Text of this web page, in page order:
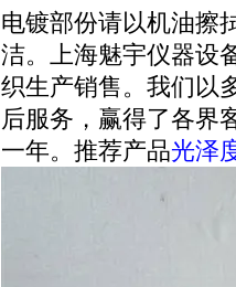
电镀部份请以机油擦
洁。上海魅宇仪器设
织生产销售。我们以
后服务，赢得了各界
一年。推荐产品光泽